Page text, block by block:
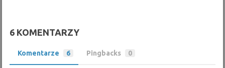
6 KOMENTARZY
Komentarze 6 Pingbacks 0